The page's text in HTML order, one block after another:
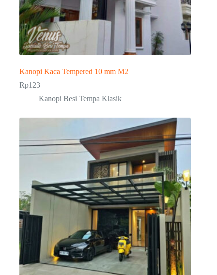
Kanopi Kaca Tempered 10 mm M2
Rp123
Kanopi Besi Tempa Klasik